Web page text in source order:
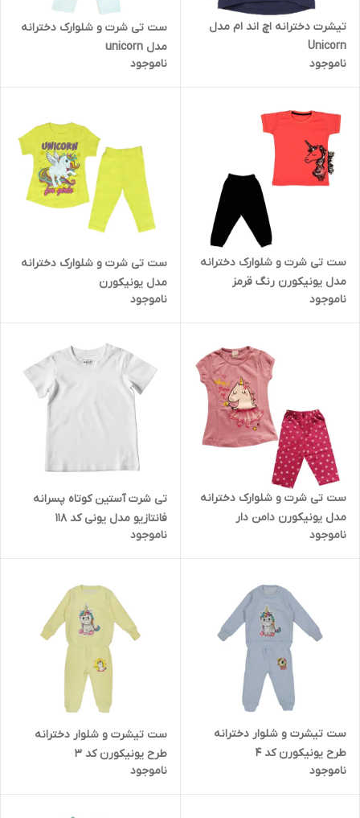
تیشرت دخترانه اچ اند ام مدل
Unicorn
ناموجود
ست تی شرت و شلوارک دخترانه
مدل unicorn
ناموجود
ست تی شرت و شلوارک دخترانه
مدل یونیکورن رنگ قرمز
ناموجود
ست تی شرت و شلوارک دخترانه
مدل یونیکورن
ناموجود
ست تی شرت و شلوارک دخترانه
مدل یونیکورن دامن دار
ناموجود
تی شرت آستین کوتاه پسرانه
فانتازیو مدل یونی کد 118
ناموجود
ست تیشرت و شلوار دخترانه
طرح یونیکورن کد 4
ناموجود
ست تیشرت و شلوار دخترانه
طرح یونیکورن کد 3
ناموجود